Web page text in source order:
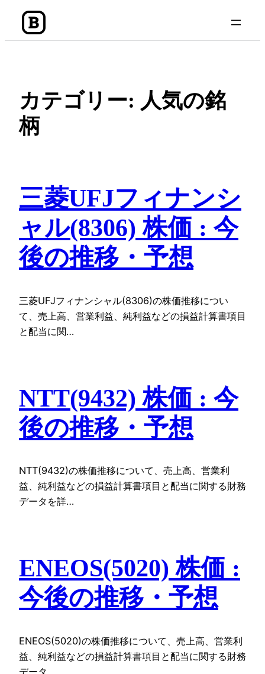
を
カテゴリー: 人気の銘
柄
三菱UFJフィナンシ
ャル(8306) 株価 : 今
後の推移・予想
三菱UFJフィナンシャル(8306)の株価推移につい
て、売上高、営業利益、純利益などの損益計算書項目
と配当に関…
NTT(9432) 株価 : 今
後の推移・予想
NTT(9432)の株価推移について、売上高、営業利
益、純利益などの損益計算書項目と配当に関する財務
データを詳…
ENEOS(5020) 株価 :
今後の推移・予想
ENEOS(5020)の株価推移について、売上高、営業利
益、純利益などの損益計算書項目と配当に関する財務